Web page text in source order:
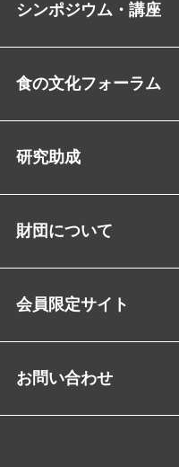
シンポジウム・講座
食の文化フォーラム
研究助成
財団について
会員限定サイト
お問い合わせ